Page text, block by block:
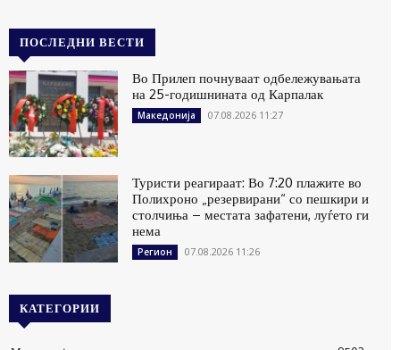
ПОСЛЕДНИ ВЕСТИ
Во Прилеп почнуваат одбележувањата
на 25-годишнината од Карпалак
Македонија 07.08.2026 11:27
Туристи реагираат: Во 7:20 плажите во
Полихроно „резервирани“ со пешкири и
столчиња – местата зафатени, луѓето ги
нема
Регион 07.08.2026 11:26
КАТЕГОРИИ